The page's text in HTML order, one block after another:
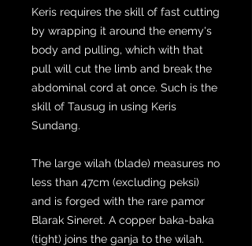
Keris requires the skill of fast cutting
by wrapping it around the enemy's
body and pulling, which with that
pull will cut the limb and break the
abdominal cord at once. Such is the
skill of Tausug in using Keris
Sundang.
The large wilah (blade) measures no
less than 47cm (excluding peksi)
and is forged with the rare pamor
Blarak Sineret. A copper baka-baka
(tight) joins the ganja to the wilah.